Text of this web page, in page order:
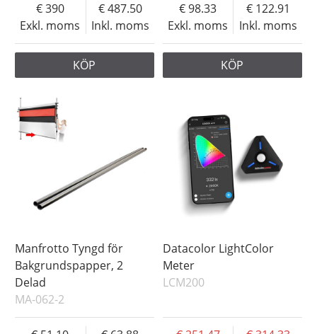
Exkl. moms
390
Inkl. moms
487.50
KÖP
Exkl. moms
98.33
Inkl. moms
122.91
KÖP
Manfrotto Tyngd för
Bakgrundspapper, 2
Delad
MA-062-2
Datacolor LightColor
Meter
LCM200